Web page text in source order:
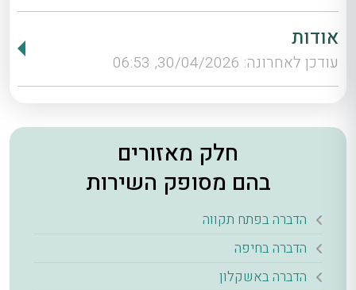
אודות
עודכן לאחרונה: 30/04/2026, 06:53
חלק מאזורים
בהם מסופק השירות
הדברה בפתח תקווה
הדברה בחיפה
הדברה באשקלון